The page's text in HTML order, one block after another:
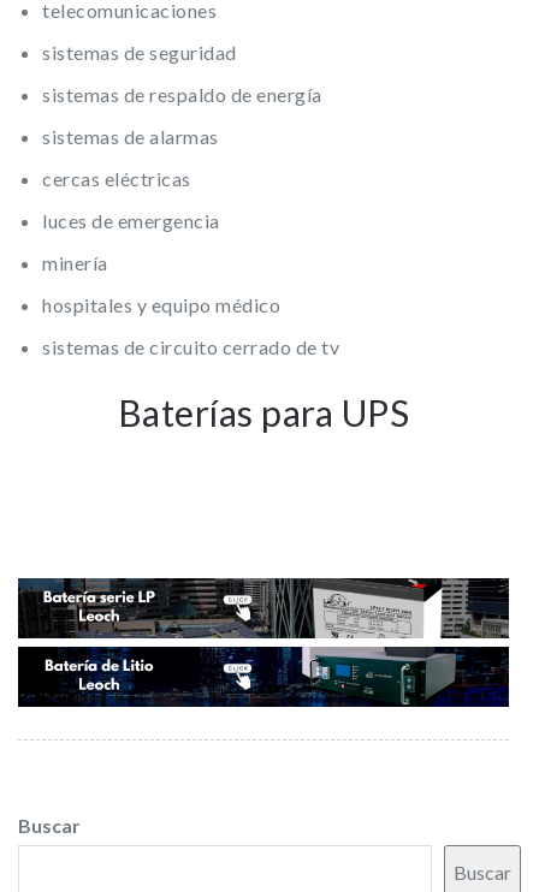
telecomunicaciones
sistemas de seguridad
sistemas de respaldo de energía
sistemas de alarmas
cercas eléctricas
luces de emergencia
minería
hospitales y equipo médico
sistemas de circuito cerrado de tv
Baterías para UPS
Buscar
Buscar